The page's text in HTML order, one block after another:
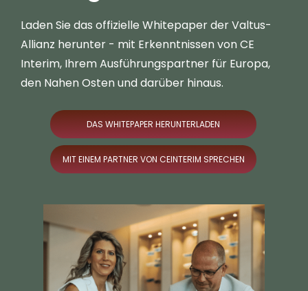
Laden Sie das offizielle Whitepaper der Valtus-
Allianz herunter - mit Erkenntnissen von CE
Interim, Ihrem Ausführungspartner für Europa,
den Nahen Osten und darüber hinaus.
DAS WHITEPAPER HERUNTERLADEN
MIT EINEM PARTNER VON CEINTERIM SPRECHEN